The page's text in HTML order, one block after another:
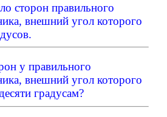
сторон правильного
внешний угол которого
у правильного
внешний угол которого
градусам?